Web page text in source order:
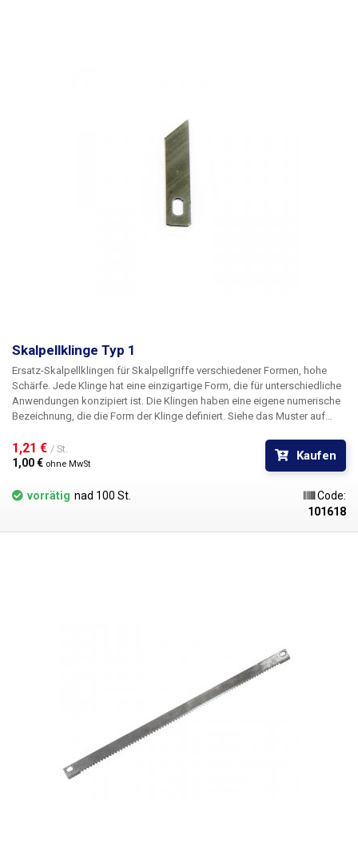
Skalpellklinge Typ 1
Ersatz-Skalpellklingen für Skalpellgriffe verschiedener Formen, hohe
Schärfe. Jede Klinge hat eine einzigartige Form, die für unterschiedliche
Anwendungen konzipiert ist. Die Klingen haben eine eigene numerische
Bezeichnung, die die Form der Klinge definiert. Siehe das Muster auf
Klingen sind nicht steril.
1,21 € / St.
1,00 € ohne MwSt
Kaufen
vorrätig nad 100 St.
Code:
101618